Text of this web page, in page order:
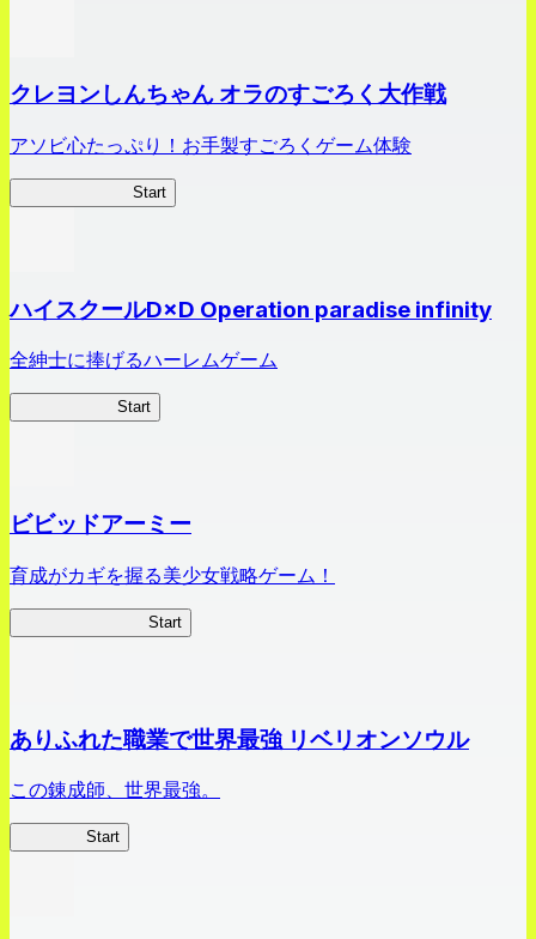
クレヨンしんちゃん オラのすごろく大作戦
アソビ心たっぷり！お手製すごろくゲーム体験
Start
ハイスクールD×D Operation paradise infinity
全紳士に捧げるハーレムゲーム
Start
ビビッドアーミー
育成がカギを握る美少女戦略ゲーム！
Start
ありふれた職業で世界最強 リベリオンソウル
この錬成師、世界最強。
Start